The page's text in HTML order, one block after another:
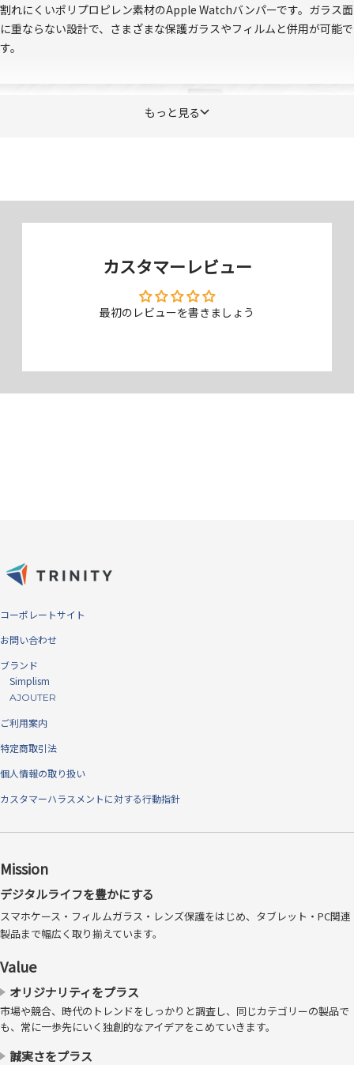
割れにくいポリプロピレン素材のApple Watchバンパーです。ガラス面
に重ならない設計で、さまざまな保護ガラスやフィルムと併用が可能で
す。
ター、カメラの使用が可能で、ケースを装着していない時と操作感は変
わりません。
装着感のない、超極薄0.6mm
まるでなにもつけていないのではないか？ と思わせるほど薄く、大切
なApple Watchを最小範囲で最大限に保護できます。
もっと見る
カスタマーレビュー
最初のレビューを書きましょう
コーポレートサイト
お問い合わせ
ブランド
Simplism
AJOUTER
ご利用案内
特定商取引法
個人情報の取り扱い
カスタマーハラスメントに対する行動指針
Mission
デジタルライフを豊かにする
スマホケース・フィルムガラス・レンズ保護をはじめ、タブレット・PC関連
製品まで幅広く取り揃えています。
Value
オリジナリティをプラス
市場や競合、時代のトレンドをしっかりと調査し、同じカテゴリーの製品で
も、常に一歩先にいく独創的なアイデアをこめていきます。
誠実さをプラス